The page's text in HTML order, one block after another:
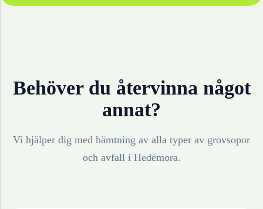
Behöver du återvinna något
annat?
Vi hjälper dig med hämtning av alla typer av grovsopor
och avfall i Hedemora.